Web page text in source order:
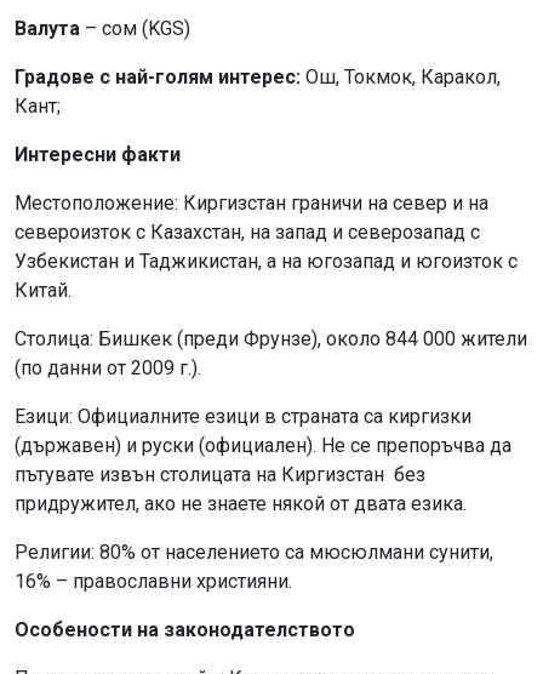
Валута – сом (KGS)
Градове с най-голям интерес: Ош, Токмок, Каракол,
Кант;
Интересни факти
Местоположение: Киргизстан граничи на север и на
североизток с Казахстан, на запад и северозапад с
Узбекистан и Таджикистан, а на югозапад и югоизток с
Китай.
Столица: Бишкек (преди Фрунзе), около 844 000 жители
(по данни от 2009 г.).
Езици: Официалните езици в страната са киргизки
(държавен) и руски (официален). Не се препоръчва да
пътувате извън столицата на Киргизстан без
придружител, ако не знаете някой от двата езика.
Религии: 80% от населението са мюсюлмани сунити,
16% – православни християни.
Особености на законодателството